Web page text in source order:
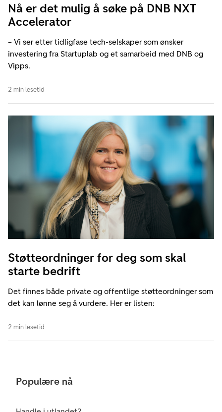
Nå er det mulig å søke på DNB NXT
Accelerator
– Vi ser etter tidligfase tech-selskaper som ønsker
investering fra Startuplab og et samarbeid med DNB og
Vipps.
2 min lesetid
Støtteordninger for deg som skal
starte bedrift
Det finnes både private og offentlige støtteordninger som
det kan lønne seg å vurdere. Her er listen:
2 min lesetid
Populære nå